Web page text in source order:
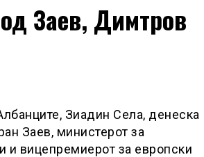
Заев, Димтров
Зиадин Села, денеска
Заев, министерот за
и вицепремиерот за европски